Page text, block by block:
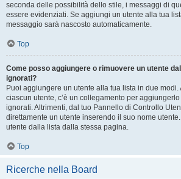
seconda delle possibilità dello stile, i messaggi di
essere evidenziati. Se aggiungi un utente alla tua
messaggio sarà nascosto automaticamente.
Top
Come posso aggiungere o rimuovere un utente
ignorati?
Puoi aggiungere un utente alla tua lista in due modi.
ciascun utente, c’è un collegamento per
ignorati. Altrimenti, dal tuo Pannello di Controllo
direttamente un utente inserendo il suo nome
utente dalla lista dalla stessa pagina.
Top
Ricerche nella Board